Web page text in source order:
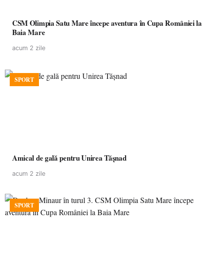
CSM Olimpia Satu Mare începe aventura în Cupa României la
Baia Mare
acum 2 zile
SPORT
Amical de gală pentru Unirea Tășnad
acum 2 zile
SPORT